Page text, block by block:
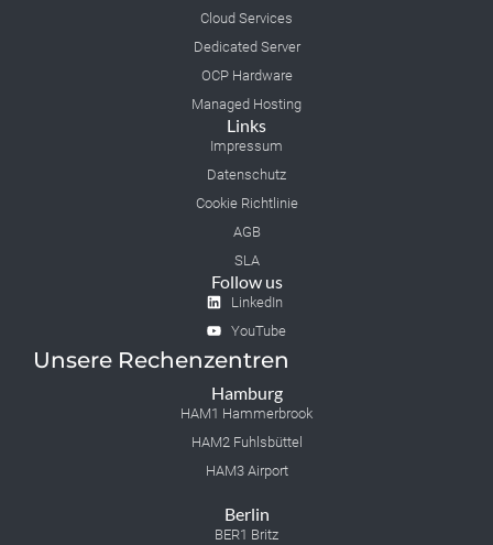
Cloud Services
Dedicated Server
OCP Hardware
Managed Hosting
Links
Impressum
Datenschutz
Cookie Richtlinie
AGB
SLA
Follow us
LinkedIn
YouTube
Unsere Rechenzentren
Hamburg
HAM1 Hammerbrook
HAM2 Fuhlsbüttel
HAM3 Airport
Berlin
BER1 Britz